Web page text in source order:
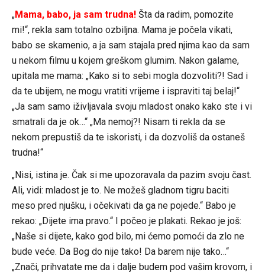
„Mama, babo, ja sam trudna! Šta da radim, pomozite
mi!“, rekla sam totalno ozbiljna. Mama je počela vikati,
babo se skamenio, a ja sam stajala pred njima kao da sam
u nekom filmu u kojem greškom glumim. Nakon galame,
upitala me mama: „Kako si to sebi mogla dozvoliti?! Sad i
da te ubijem, ne mogu vratiti vrijeme i ispraviti taj belaj!“
„Ja sam samo iživljavala svoju mladost onako kako ste i vi
smatrali da je ok…“ „Ma nemoj?! Nisam ti rekla da se
nekom prepustiš da te iskoristi, i da dozvoliš da ostaneš
trudna!“
„Nisi, istina je. Čak si me upozoravala da pazim svoju čast.
Ali, vidi: mladost je to. Ne možeš gladnom tigru baciti
meso pred njušku, i očekivati da ga ne pojede.“ Babo je
rekao: „Dijete ima pravo.“ I počeo je plakati. Rekao je još:
„Naše si dijete, kako god bilo, mi ćemo pomoći da zlo ne
bude veće. Da Bog do nije tako! Da barem nije tako…“
„Znači, prihvatate me da i dalje budem pod vašim krovom, i